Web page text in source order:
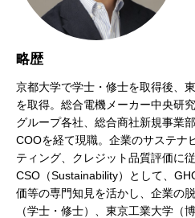
略歴
京都大学で学士・修士を取得後、
を取得。総合電機メーカー中央研
グループ各社、総合商社新規事業
COOを経て現職。企業のサステナ
ティング、クレジット品質評価に
CSO（Sustainability）として、
価等の専門知見を活かし、企業の
（学士・修士）、東京工業大学（